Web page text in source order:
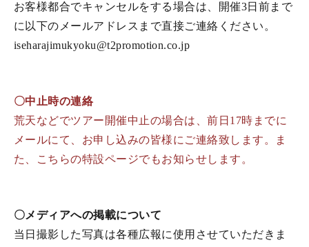
お客様都合でキャンセルをする場合は、開催3日前まで
に以下のメールアドレスまで直接ご連絡ください。
iseharajimukyoku@t2promotion.co.jp
〇中止時の連絡
荒天などでツアー開催中止の場合は、前日17時までに
メールにて、お申し込みの皆様にご連絡致します。ま
た、こちらの特設ページでもお知らせします。
〇メディアへの掲載について
当日撮影した写真は各種広報に使用させていただきま